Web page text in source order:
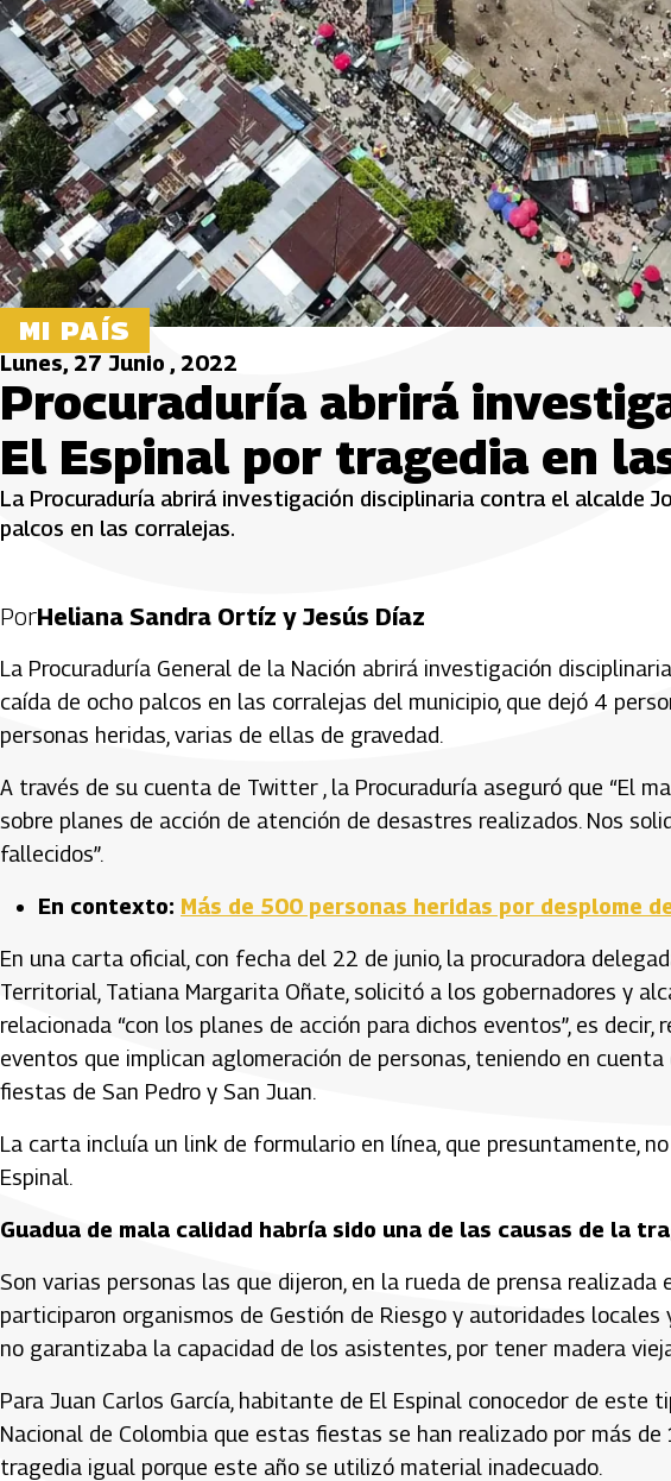
MI PAÍS
Lunes, 27 Junio , 2022
Procuraduría abrirá
El Espinal por tragedia en
La Procuraduría abrirá investigación disciplinaria contra el alcalde
palcos en las corralejas.
PorHeliana Sandra Ortíz y Jesús Díaz
La Procuraduría General de la Nación abrirá investigación
caída de ocho palcos en las corralejas del municipio, que dejó 4
personas heridas, varias de ellas de gravedad.
A través de su cuenta de Twitter , la Procuraduría aseguró que “El
sobre planes de acción de atención de desastres realizados. Nos
fallecidos”.
En contexto: Más de 500 personas heridas por desplome
En una carta oficial, con fecha del 22 de junio, la procuradora
Territorial, Tatiana Margarita Oñate, solicitó a los gobernadores y
relacionada “con los planes de acción para dichos eventos”, es
eventos que implican aglomeración de personas, teniendo en
fiestas de San Pedro y San Juan.
La carta incluía un link de formulario en línea, que presuntamente,
Espinal.
Guadua de mala calidad habría sido una de las causas de la
Son varias personas las que dijeron, en la rueda de prensa realizada
participaron organismos de Gestión de Riesgo y autoridades
no garantizaba la capacidad de los asistentes, por tener madera
Para Juan Carlos García, habitante de El Espinal conocedor de este
Nacional de Colombia que estas fiestas se han realizado por más
tragedia igual porque este año se utilizó material inadecuado.